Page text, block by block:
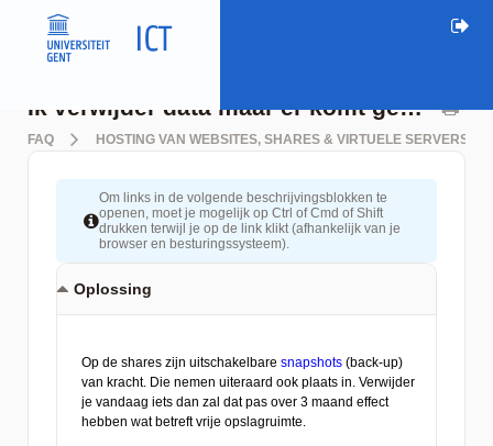
Ik verwijder data maar er komt geen opslagruimte vrij?
FAQ HOSTING VAN WEBSITES, SHARES & VIRTUELE SERVERS
Om links in de volgende beschrijvingsblokken te
openen, moet je mogelijk op Ctrl of Cmd of Shift
drukken terwijl je op de link klikt (afhankelijk van je
browser en besturingssysteem).
Oplossing